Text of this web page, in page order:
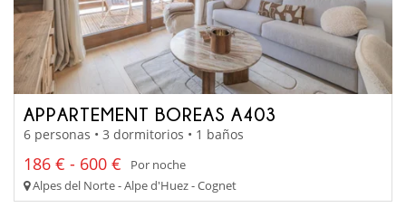
APPARTEMENT BOREAS A403
6 personas • 3 dormitorios • 1 baños
186 € - 600 €
Por noche
Alpes del Norte - Alpe d'Huez - Cognet